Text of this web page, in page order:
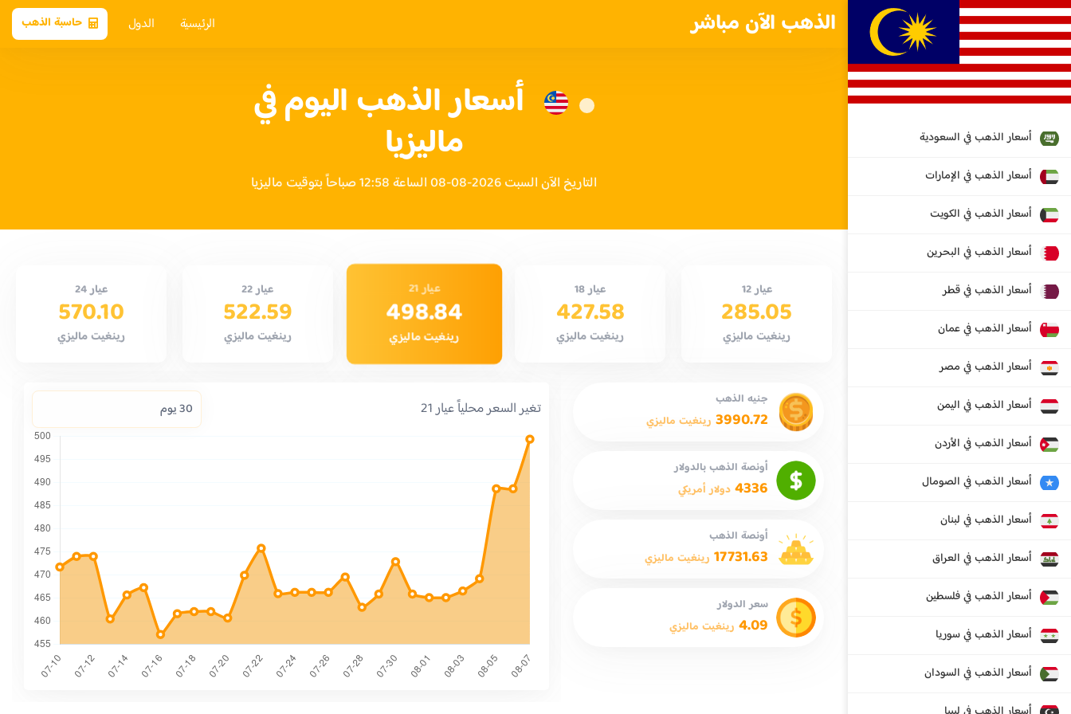
الذهب الآن مباشر الرئيسية الدول حاسبة الذهب
أسعار الذهب في السعودية
أسعار الذهب في الإمارات
أسعار الذهب في الكويت
أسعار الذهب في البحرين
أسعار الذهب في قطر
أسعار الذهب في عمان
أسعار الذهب في مصر
أسعار الذهب في اليمن
أسعار الذهب في الأردن
أسعار الذهب في الصومال
أسعار الذهب في لبنان
أسعار الذهب في العراق
أسعار الذهب في فلسطين
أسعار الذهب في سوريا
أسعار الذهب في السودان
أسعار الذهب اليوم في
ماليزيا
التاريخ الآن السبت 2026-08-08 الساعة 12:58 صباحاً بتوقيت ماليزيا
عيار 12
285.05
رينغيت ماليزي
عيار 18
427.58
رينغيت ماليزي
عيار 21
498.84
رينغيت ماليزي
عيار 22
522.59
رينغيت ماليزي
عيار 24
570.10
رينغيت ماليزي
جنيه الذهب
3990.72 رينغيت ماليزي
أونصة الذهب بالدولار
4336 دولار أمريكي
أونصة الذهب
17731.63 رينغيت ماليزي
سعر الدولار
4.09 رينغيت ماليزي
تغير السعر محلياً عيار 21